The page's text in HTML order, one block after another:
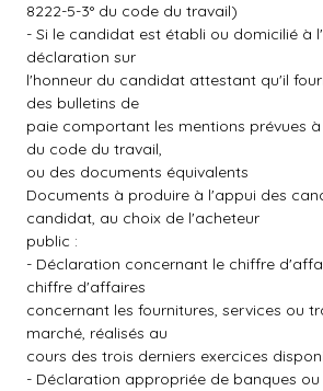
8222-5-3° du code du travail)
- Si le candidat est établi ou domicilié à
déclaration sur
l'honneur du candidat attestant qu'il
des bulletins de
paie comportant les mentions prévues à
du code du travail,
ou des documents équivalents
Documents à produire à l'appui des
candidat, au choix de l'acheteur
public :
- Déclaration concernant le chiffre
chiffre d'affaires
concernant les fournitures, services ou
marché, réalisés au
cours des trois derniers exercices
- Déclaration appropriée de banques